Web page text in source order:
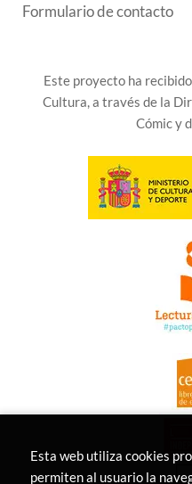
Formulario de contacto
Este proyecto ha
Cultura, a través de la
Cómic y
Esta web utiliza cookies
permiten al usuario la